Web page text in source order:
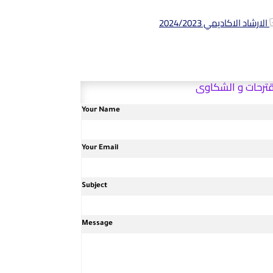
الارشاد الاكاديمي 2024/2023
و الشكاوى
Your Name
Your Email
Subject
Message